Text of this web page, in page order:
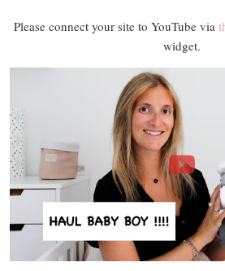
Please connect your site to YouTube via
widget.